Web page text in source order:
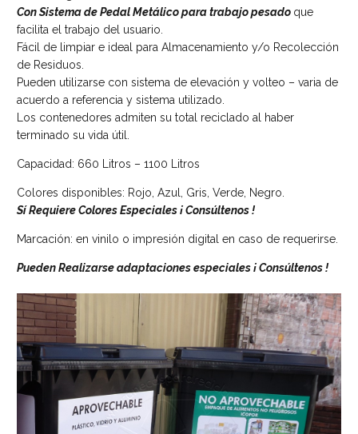
Con Sistema de Pedal Metálico para trabajo pesado que
facilita el trabajo del usuario.
Fácil de limpiar e ideal para Almacenamiento y/o Recolección
de Residuos.
Pueden utilizarse con sistema de elevación y volteo – varia de
acuerdo a referencia y sistema utilizado.
Los contenedores admiten su total reciclado al haber
terminado su vida útil.
Capacidad: 660 Litros – 1100 Litros
Colores disponibles: Rojo, Azul, Gris, Verde, Negro.
Sí Requiere Colores Especiales ¡ Consúltenos !
Marcación: en vinilo o impresión digital en caso de requerirse.
Pueden Realizarse adaptaciones especiales ¡ Consúltenos !